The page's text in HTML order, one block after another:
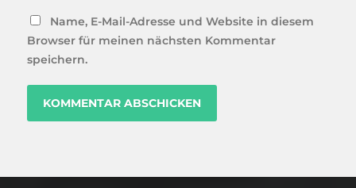
Name, E-Mail-Adresse und Website in diesem
Browser für meinen nächsten Kommentar
speichern.